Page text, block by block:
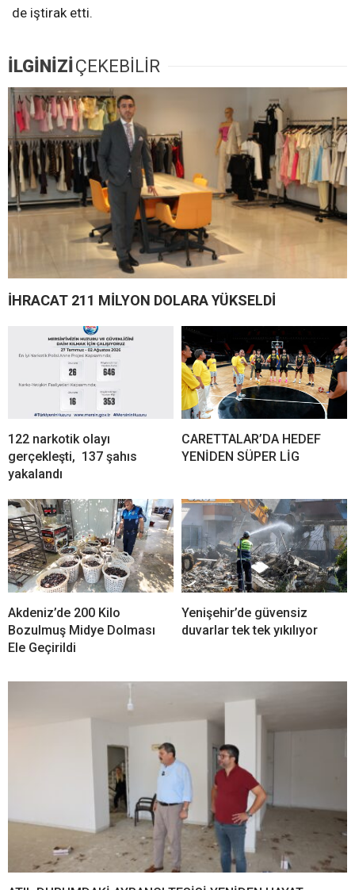
de iştirak etti.
İLGİNİZİÇEKEBİLİR
İHRACAT 211 MİLYON DOLARA YÜKSELDİ
122 narkotik olayı
gerçekleşti, 137 şahıs
yakalandı
CARETTALAR’DA HEDEF
YENİDEN SÜPER LİG
Akdeniz’de 200 Kilo
Bozulmuş Midye Dolması
Ele Geçirildi
Yenişehir’de güvensiz
duvarlar tek tek yıkılıyor